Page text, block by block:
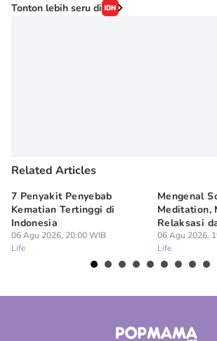
Tonton lebih seru di
Related Articles
7 Penyakit Penyebab
Kematian Tertinggi di
Indonesia
06 Agu 2026, 20:00 WIB
Life
Mengenal
Meditation,
Relaksasi
06 Agu 2026,
Life